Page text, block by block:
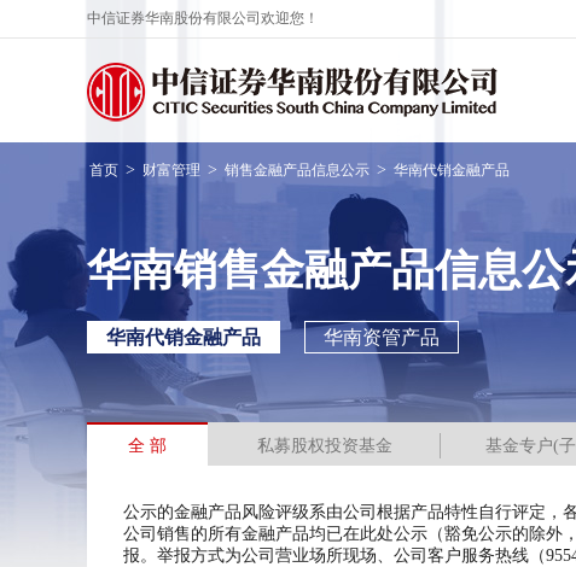
中信证券华南股份有限公司欢迎您！
首页 > 财富管理 > 销售金融产品信息公示 > 华南代销金融产品
华南销售金融产品信息公
华南代销金融产品 华南资管产品
全 部 私募股权投资基金 基金专户(
公示的金融产品风险评级系由公司根据产品特性自行评定，
公司销售的所有金融产品均已在此处公示（豁免公示的除
报。举报方式为公司营业场所现场、公司客户服务热线（